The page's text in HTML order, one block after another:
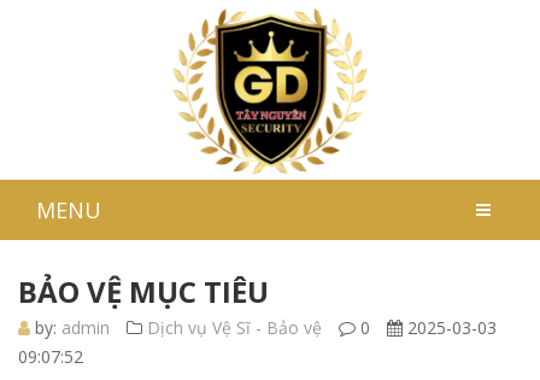
MENU
BẢO VỆ MỤC TIÊU
by: admin Dịch vụ Vệ Sĩ - Bảo vệ 0
2025-03-03
09:07:52